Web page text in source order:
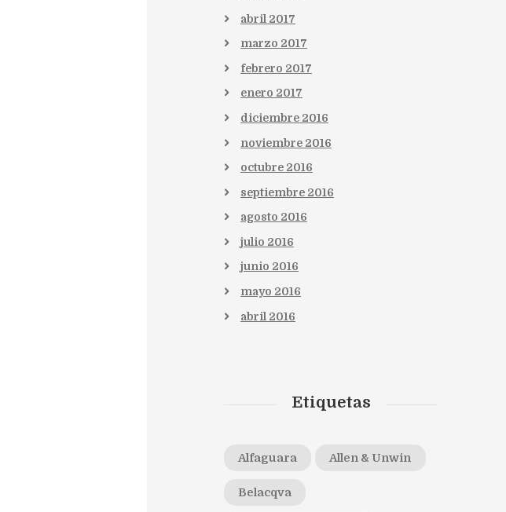
abril 2017
marzo 2017
febrero 2017
enero 2017
diciembre 2016
noviembre 2016
octubre 2016
septiembre 2016
agosto 2016
julio 2016
junio 2016
mayo 2016
abril 2016
Etiquetas
Alfaguara Allen & Unwin
Belacqva